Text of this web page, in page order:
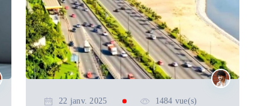
22 janv. 2025 1484 vue(s)